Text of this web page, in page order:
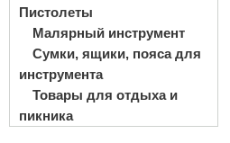
Пистолеты
Малярный инструмент
Сумки, ящики, пояса для
инструмента
Товары для отдыха и
пикника